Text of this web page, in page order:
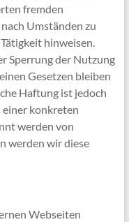
fremden
Umständen zu
hinweisen.
Sperrung der Nutzung
Gesetzen bleiben
Haftung ist jedoch
konkreten
werden von
werden wir diese
Webseiten